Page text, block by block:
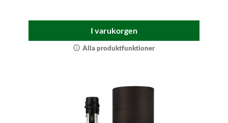
I varukorgen
Alla produktfunktioner